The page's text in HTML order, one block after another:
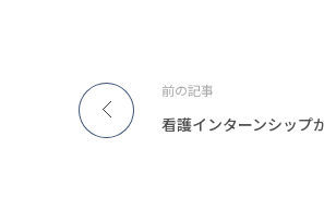
前の記事
看護インターンシップ